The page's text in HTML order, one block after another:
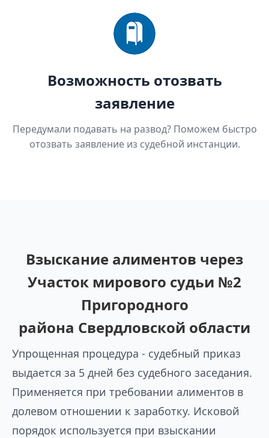
Возможность отозвать
заявление
Передумали подавать на развод? Поможем быстро
отозвать заявление из судебной инстанции.
Взыскание алиментов через
Участок мирового судьи №2
Пригородного
района Свердловской области
Упрощенная процедура - судебный приказ
выдается за 5 дней без судебного заседания.
Применяется при требовании алиментов в
долевом отношении к заработку. Исковой
порядок используется при взыскании